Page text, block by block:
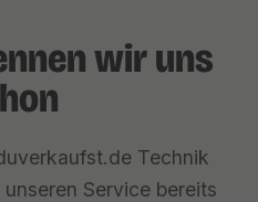
wir uns
Technik
Service bereits